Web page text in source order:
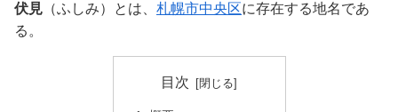
伏見 （ふしみ）とは、 札幌市中央区に存在する地名であ
る。
目次